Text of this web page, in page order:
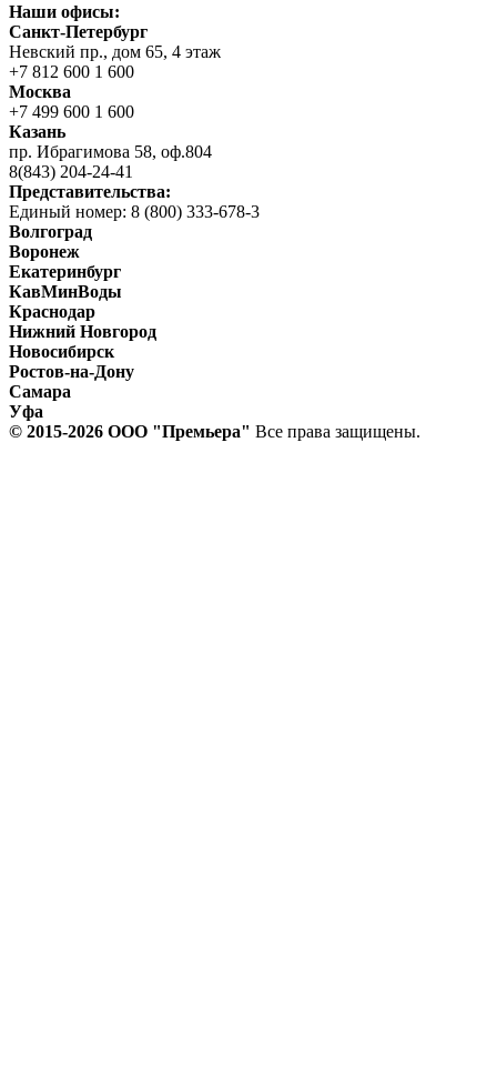
Наши офисы:
Санкт-Петербург
Невский пр., дом 65, 4 этаж
+7 812 600 1 600
Москва
+7 499 600 1 600
Казань
пр. Ибрагимова 58, оф.804
8(843) 204-24-41
Представительства:
Единый номер: 8 (800) 333-678-3
Волгоград
Воронеж
Екатеринбург
КавМинВоды
Краснодар
Нижний Новгород
Новосибирск
Ростов-на-Дону
Самара
Уфа
© 2015-2026 ООО "Прeмьера" Все права защищены.